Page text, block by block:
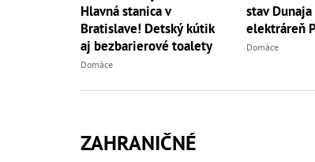
Hlavná stanica v
Bratislave! Detský kútik
aj bezbarierové toalety
Domáce
stav
elektráreň
Domáce
ZAHRANIČNÉ